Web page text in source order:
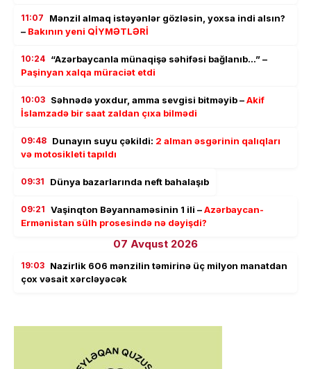
11:07
Mənzil almaq istəyənlər gözləsin, yoxsa indi alsın?
– Bakının yeni QİYMƏTLƏRİ
10:24 “Azərbaycanla münaqişə səhifəsi bağlanıb…” –
Paşinyan xalqa müraciət etdi
10:03 Səhnədə yoxdur, amma sevgisi bitməyib –Akif
İslamzadə bir saat zaldan çıxa bilmədi
09:48 Dunayın suyu çəkildi: 2 alman əsgərinin qalıqları
və motosikleti tapıldı
09:31 Dünya bazarlarında neft bahalaşıb
09:21 Vaşinqton Bəyannaməsinin 1 ili –Azərbaycan-
Ermənistan sülh prosesində nə dəyişdi?
07 Avqust 2026
19:03 Nazirlik 606 mənzilin təmirinə üç milyon manatdan
çox vəsait xərcləyəcək